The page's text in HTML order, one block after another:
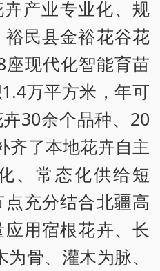
产业专业化、规
民县金裕花谷花
现代化智能育苗
万平方米，年可
30余个品种、20
齐了本地花卉自主
、常态化供给短
充分结合北疆高
用宿根花卉、长
骨、灌木为脉、